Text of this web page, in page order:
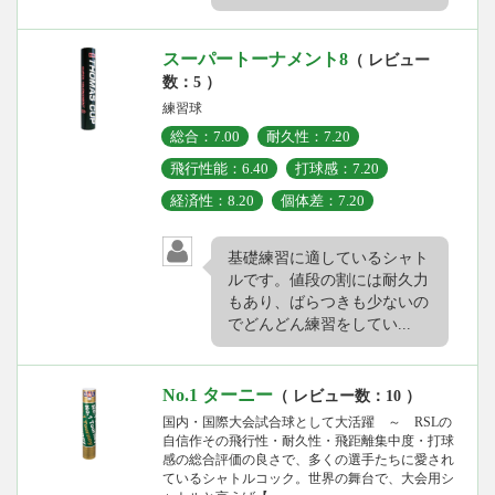
スーパートーナメント8 （ レビュー
数：5 ）
練習球
総合：7.00
耐久性：7.20
飛行性能：6.40
打球感：7.20
経済性：8.20
個体差：7.20
基礎練習に適しているシャト
ルです。値段の割には耐久力
もあり、ばらつきも少ないの
でどんどん練習をしてい...
No.1 ターニー （ レビュー数：10 ）
国内・国際大会試合球として大活躍 ～ RSLの
自信作その飛行性・耐久性・飛距離集中度・打球
感の総合評価の良さで、多くの選手たちに愛され
ているシャトルコック。世界の舞台で、大会用シ